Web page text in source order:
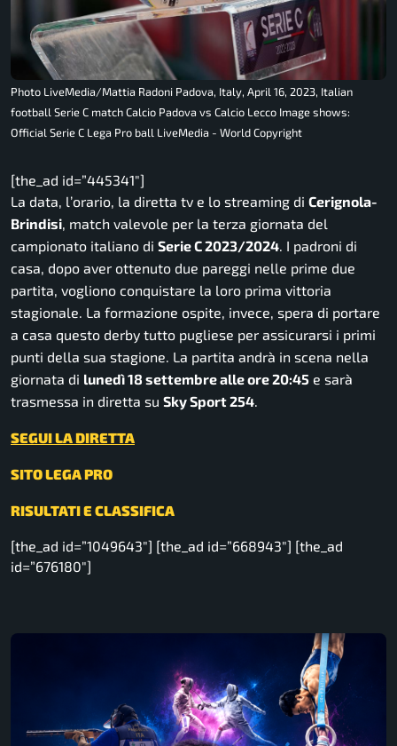
Photo LiveMedia/Mattia Radoni Padova, Italy, April 16, 2023, Italian
football Serie C match Calcio Padova vs Calcio Lecco Image shows:
Official Serie C Lega Pro ball LiveMedia - World Copyright
[the_ad id=”445341″]
La data, l’orario, la diretta tv e lo streaming di Cerignola-
Brindisi, match valevole per la terza giornata del
campionato italiano di Serie C 2023/2024. I padroni di
casa, dopo aver ottenuto due pareggi nelle prime due
partita, vogliono conquistare la loro prima vittoria
stagionale. La formazione ospite, invece, spera di portare
a casa questo derby tutto pugliese per assicurarsi i primi
punti della sua stagione. La partita andrà in scena nella
giornata di lunedì 18 settembre alle ore 20:45 e sarà
trasmessa in diretta su Sky Sport 254.
SEGUI LA DIRETTA
SITO LEGA PRO
RISULTATI E CLASSIFICA
[the_ad id=”1049643″] [the_ad id=”668943″] [the_ad
id=”676180″]